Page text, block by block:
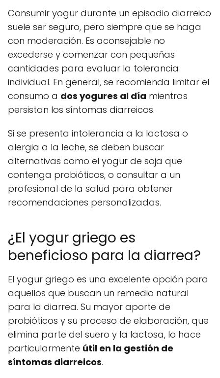
Consumir yogur durante un episodio diarreico
suele ser seguro, pero siempre que se haga
con moderación. Es aconsejable no
excederse y comenzar con pequeñas
cantidades para evaluar la tolerancia
individual. En general, se recomienda limitar el
consumo a dos yogures al día mientras
persistan los síntomas diarreicos.
Si se presenta intolerancia a la lactosa o
alergia a la leche, se deben buscar
alternativas como el yogur de soja que
contenga probióticos, o consultar a un
profesional de la salud para obtener
recomendaciones personalizadas.
¿El yogur griego es
beneficioso para la diarrea?
El yogur griego es una excelente opción para
aquellos que buscan un remedio natural
para la diarrea. Su mayor aporte de
probióticos y su proceso de elaboración, que
elimina parte del suero y la lactosa, lo hace
particularmente útil en la gestión de
síntomas diarreicos.